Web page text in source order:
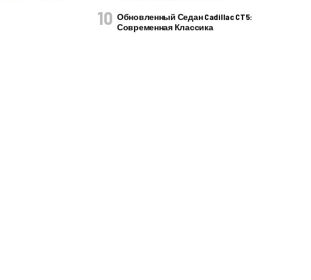
Обновленный Седан Cadillac CT5:
Современная Классика